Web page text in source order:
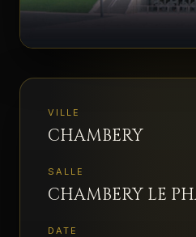
VILLE
CHAMBERY
SALLE
CHAMBERY LE
DATE